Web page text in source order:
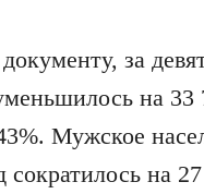
за
на 33
Мужское
сократилось на